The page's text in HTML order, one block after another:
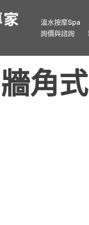
溫水按摩Spa
詢價與諮詢
角式